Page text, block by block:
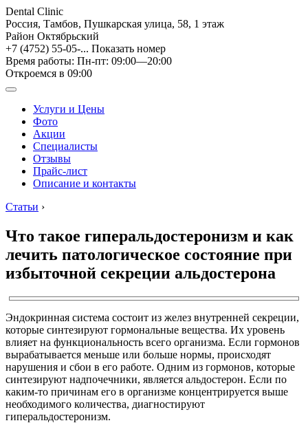
Dental Clinic
Россия, Тамбов, Пушкарская улица, 58, 1 этаж
Район Октябрьский
+7 (4752) 55-05-... Показать номер
Время работы: Пн-пт: 09:00—20:00
Откроемся в 09:00
Услуги и Цены
Фото
Акции
Специалисты
Отзывы
Прайс-лист
Описание и контакты
Статьи ›
Что такое гиперальдостеронизм и как
лечить патологическое состояние при
избыточной секреции альдостерона
Эндокринная система состоит из желез внутренней секреции,
которые синтезируют гормональные вещества. Их уровень
влияет на функциональность всего организма. Если гормонов
вырабатывается меньше или больше нормы, происходят
нарушения и сбои в его работе. Одним из гормонов, которые
синтезируют надпочечники, является альдостерон. Если по
каким-то причинам его в организме концентрируется выше
необходимого количества, диагностируют
гиперальдостеронизм.